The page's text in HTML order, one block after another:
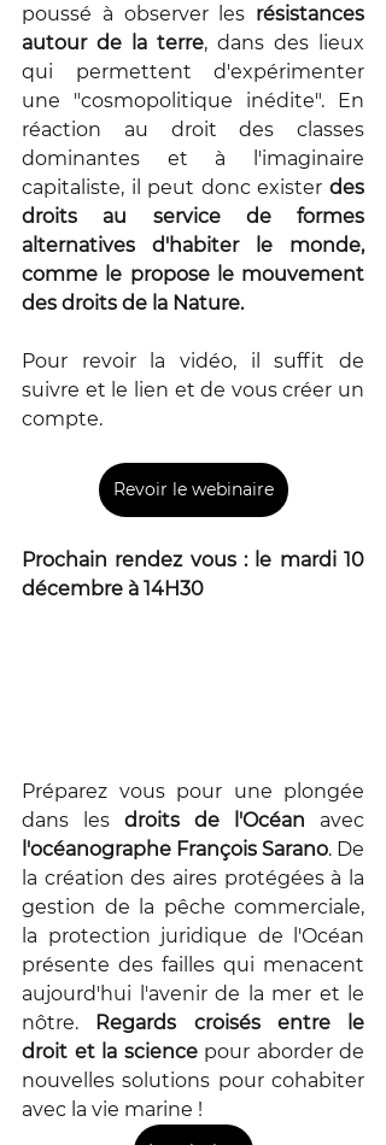
poussé à observer les résistances
autour de la terre, dans des lieux
qui permettent d'expérimenter
une "cosmopolitique inédite". En
réaction au droit des classes
dominantes et à l'imaginaire
capitaliste, il peut donc exister des
droits au service de formes
alternatives d'habiter le monde,
comme le propose le mouvement
des droits de la Nature.
Pour revoir la vidéo, il suffit de
suivre et le lien et de vous créer un
compte.
Revoir le webinaire
Prochain rendez vous : le mardi 10
décembre à 14H30
Préparez vous pour une plongée
dans les droits de l'Océan
l'océanographe François Sarano. De
la création des aires protégées à la
gestion de la pêche commerciale,
la protection juridique de l'Océan
présente des failles qui menacent
aujourd'hui l'avenir de la mer et le
nôtre. Regards croisés entre le
droit et la science pour aborder de
nouvelles solutions pour cohabiter
avec la vie marine !